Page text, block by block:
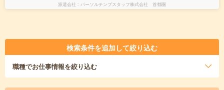
派遣会社 パーソルテンプスタッフ株式会社 首都圏
検索条件を追加して絞り込む
職種でお仕事情報を絞り込む